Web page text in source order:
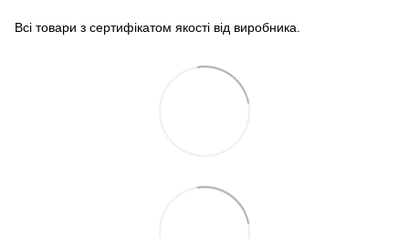
Всі товари з сертифікатом якості від виробника.